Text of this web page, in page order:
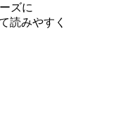
ズに
読みやすく